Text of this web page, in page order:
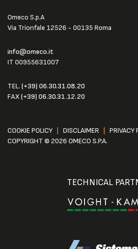
Omeco S.p.A
Via Trionfale 12526 - 00135 Roma
info@omeco.it
IT 00955631007
TEL. (+39) 06.30.31.08.20
FAX(+39) 06.30.31.12.20
COOKIE POLICY DISCLAIMER
PRIVACY
COPYRIGHT © 2026 OMECO S.P.A.
TECHNICAL